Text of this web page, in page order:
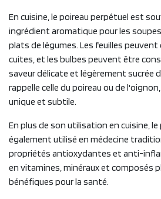
En cuisine, le poireau perpétuel est
ingrédient aromatique pour les
plats de légumes. Les feuilles
cuites, et les bulbes peuvent être
saveur délicate et légèrement sucrée
rappelle celle du poireau ou de
unique et subtile.
En plus de son utilisation en cuisine,
également utilisé en médecine
propriétés antioxydantes et anti-
en vitamines, minéraux et composés
bénéfiques pour la santé.